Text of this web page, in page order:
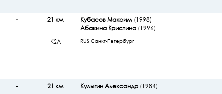
- 21 км
К2Л
Кубасов Максим(1998)
Абакина Кристина(1996)
RUS Санкт-Петербург
-
21 км
Кулыгин Александр(1984)